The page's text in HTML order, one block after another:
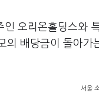
인 오리온홀딩스와
의 배당금이 돌아
서울